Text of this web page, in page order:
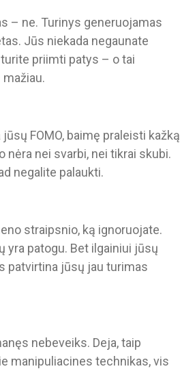
– ne. Turinys generuojamas
Jūs niekada negaunate
priimti patys – o tai
jūsų FOMO, baimę praleisti kažką
nėra nei svarbi, nei tikrai skubi.
negalite palaukti.
straipsnio, ką ignoruojate.
yra patogu. Bet ilgainiui jūsų
patvirtina jūsų jau turimas
nebeveiks. Deja, taip
manipuliacines technikas, vis